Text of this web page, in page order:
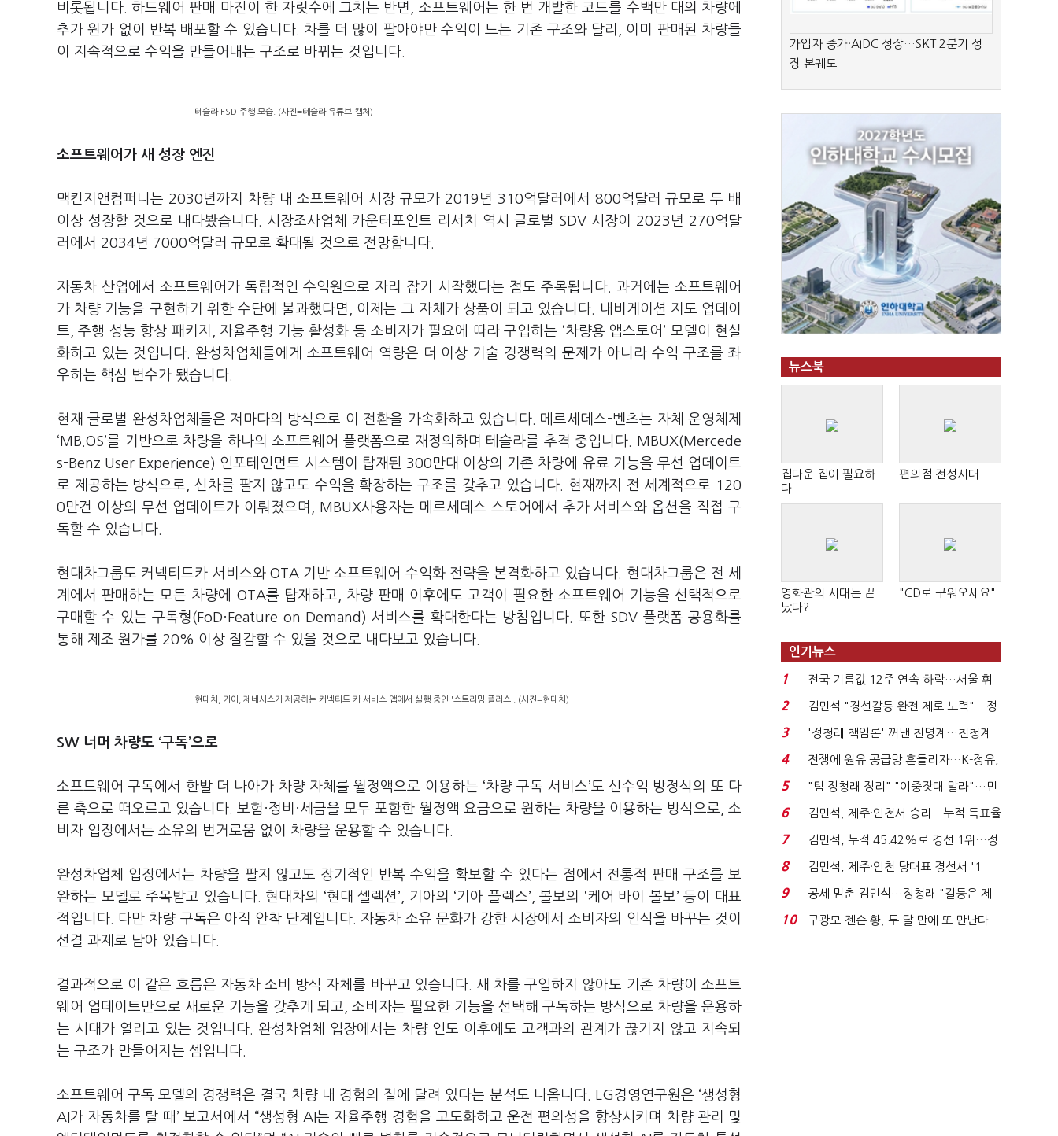
비롯됩니다. 하드웨어 판매 마진이 한 자릿수에 그치는 반면, 소프트웨어는 한 번 개발한 코드를 수백만 대의 차량에
추가 원가 없이 반복 배포할 수 있습니다. 차를 더 많이 팔아야만 수익이 느는 기존 구조와 달리, 이미 판매된 차량들
이 지속적으로 수익을 만들어내는 구조로 바뀌는 것입니다.
테슬라 FSD 주행 모습. (사진=테슬라 유튜브 캡처)
소프트웨어가 새 성장 엔진
맥킨지앤컴퍼니는 2030년까지 차량 내 소프트웨어 시장 규모가 2019년 310억달러에서 800억달러 규모로 두 배
이상 성장할 것으로 내다봤습니다. 시장조사업체 카운터포인트 리서치 역시 글로벌 SDV 시장이 2023년 270억달
러에서 2034년 7000억달러 규모로 확대될 것으로 전망합니다.
자동차 산업에서 소프트웨어가 독립적인 수익원으로 자리 잡기 시작했다는 점도 주목됩니다. 과거에는 소프트웨어
가 차량 기능을 구현하기 위한 수단에 불과했다면, 이제는 그 자체가 상품이 되고 있습니다. 내비게이션 지도 업데이
트, 주행 성능 향상 패키지, 자율주행 기능 활성화 등 소비자가 필요에 따라 구입하는 ‘차량용 앱스토어’ 모델이 현실
화하고 있는 것입니다. 완성차업체들에게 소프트웨어 역량은 더 이상 기술 경쟁력의 문제가 아니라 수익 구조를 좌
우하는 핵심 변수가 됐습니다.
현재 글로벌 완성차업체들은 저마다의 방식으로 이 전환을 가속화하고 있습니다. 메르세데스-벤츠는 자체 운영체제
‘MB.OS’를 기반으로 차량을 하나의 소프트웨어 플랫폼으로 재정의하며 테슬라를 추격 중입니다. MBUX(Mercede
s-Benz User Experience) 인포테인먼트 시스템이 탑재된 300만대 이상의 기존 차량에 유료 기능을 무선 업데이트
로 제공하는 방식으로, 신차를 팔지 않고도 수익을 확장하는 구조를 갖추고 있습니다. 현재까지 전 세계적으로 120
0만건 이상의 무선 업데이트가 이뤄졌으며, MBUX사용자는 메르세데스 스토어에서 추가 서비스와 옵션을 직접 구
독할 수 있습니다.
현대차그룹도 커넥티드카 서비스와 OTA 기반 소프트웨어 수익화 전략을 본격화하고 있습니다. 현대차그룹은 전 세
계에서 판매하는 모든 차량에 OTA를 탑재하고, 차량 판매 이후에도 고객이 필요한 소프트웨어 기능을 선택적으로
구매할 수 있는 구독형(FoD·Feature on Demand) 서비스를 확대한다는 방침입니다. 또한 SDV 플랫폼 공용화를
통해 제조 원가를 20% 이상 절감할 수 있을 것으로 내다보고 있습니다.
현대차, 기아, 제네시스가 제공하는 커넥티드 카 서비스 앱에서 실행 중인 '스트리밍 플러스'. (사진=현대차)
SW 너머 차량도 ‘구독’으로
소프트웨어 구독에서 한발 더 나아가 차량 자체를 월정액으로 이용하는 ‘차량 구독 서비스’도 신수익 방정식의 또 다
른 축으로 떠오르고 있습니다. 보험·정비·세금을 모두 포함한 월정액 요금으로 원하는 차량을 이용하는 방식으로, 소
비자 입장에서는 소유의 번거로움 없이 차량을 운용할 수 있습니다.
완성차업체 입장에서는 차량을 팔지 않고도 장기적인 반복 수익을 확보할 수 있다는 점에서 전통적 판매 구조를 보
완하는 모델로 주목받고 있습니다. 현대차의 ‘현대 셀렉션’, 기아의 ‘기아 플렉스’, 볼보의 ‘케어 바이 볼보’ 등이 대표
적입니다. 다만 차량 구독은 아직 안착 단계입니다. 자동차 소유 문화가 강한 시장에서 소비자의 인식을 바꾸는 것이
선결 과제로 남아 있습니다.
결과적으로 이 같은 흐름은 자동차 소비 방식 자체를 바꾸고 있습니다. 새 차를 구입하지 않아도 기존 차량이 소프트
웨어 업데이트만으로 새로운 기능을 갖추게 되고, 소비자는 필요한 기능을 선택해 구독하는 방식으로 차량을 운용하
는 시대가 열리고 있는 것입니다. 완성차업체 입장에서는 차량 인도 이후에도 고객과의 관계가 끊기지 않고 지속되
는 구조가 만들어지는 셈입니다.
소프트웨어 구독 모델의 경쟁력은 결국 차량 내 경험의 질에 달려 있다는 분석도 나옵니다. LG경영연구원은 ‘생성형
AI가 자동차를 탈 때’ 보고서에서 “생성형 AI는 자율주행 경험을 고도화하고 운전 편의성을 향상시키며 차량 관리 및
가입자 증가·AIDC 성장…SKT 2분기 성
장 본궤도
뉴스북
집다운 집이 필요하
다
편의점 전성시대
영화관의 시대는 끝
났다?
"CD로 구워오세요"
인기뉴스
1
전국 기름값 12주 연속 하락…서울 휘
발윳값 1909원...
2
김민석 "경선갈등 완전 제로 노력"…정
청래 "반명 공세 사...
3
'정청래 책임론' 꺼낸 친명계…친청계
는 추가투표 때리기...
4
전쟁에 원유 공급망 흔들리자…K-정유,
에너지안보 핵심...
5
"팀 정청래 정리" "이중잣대 말라"…민
주 최고위원 계파 다...
6
김민석, 제주·인천서 승리…누적 득표율
'1위 탈환'(종합)...
7
김민석, 누적 45.42%로 경선 1위…정
청래와 격차 0.86%p(...
8
김민석, 제주·인천 당대표 경선서 '1
위'(1보)...
9
공세 멈춘 김민석…정청래 "갈등은 제
가 수습"
10
구광모-젠슨 황, 두 달 만에 또 만난다…